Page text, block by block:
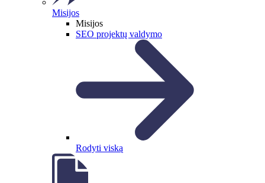
Misijos
Misijos
SEO projektų valdymo
Rodyti viską